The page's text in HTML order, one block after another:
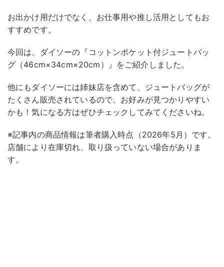
お出かけ用だけでなく、お仕事用や推し活用としてもお
すすめです。
今回は、ダイソーの『コットンポケット付ジュートバッ
グ（46cm×34cm×20cm）』をご紹介しました。
他にもダイソーには姉妹店を含めて、ジュートバッグが
たくさん販売されているので、お好みが見つかりやすい
かも！気になる方はぜひチェックしてみてくださいね。
※記事内の商品情報は筆者購入時点（2026年5月）です。
店舗により在庫切れ、取り扱っていない場合がありま
す。